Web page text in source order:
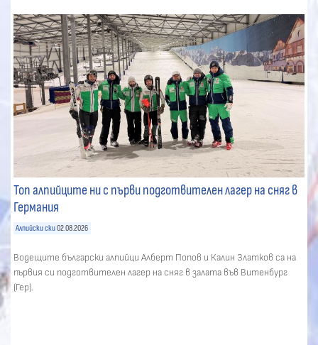
Топ алпийците ни с първи подготвителен лагер на сняг в
Германия
Алпийски ски 02.08.2026
Водещите български алпийци Алберт Попов и Калин Златков са на
първия си подготвителен лагер на сняг в залата във Витенбург
(Гер).